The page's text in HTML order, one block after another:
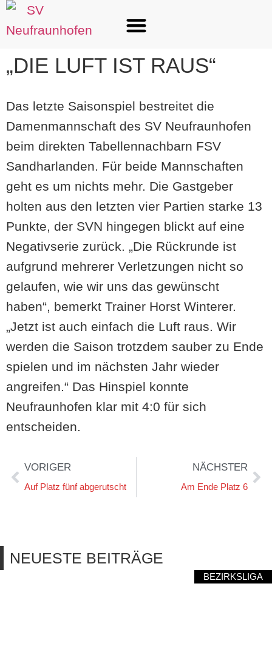
„DIE LUFT IST RAUS“
Das letzte Saisonspiel bestreitet die
Damenmannschaft des SV Neufraunhofen
beim direkten Tabellennachbarn FSV
Sandharlanden. Für beide Mannschaften
geht es um nichts mehr. Die Gastgeber
holten aus den letzten vier Partien starke 13
Punkte, der SVN hingegen blickt auf eine
Negativserie zurück. „Die Rückrunde ist
aufgrund mehrerer Verletzungen nicht so
gelaufen, wie wir uns das gewünscht
haben“, bemerkt Trainer Horst Winterer.
„Jetzt ist auch einfach die Luft raus. Wir
werden die Saison trotzdem sauber zu Ende
spielen und im nächsten Jahr wieder
angreifen.“ Das Hinspiel konnte
Neufraunhofen klar mit 4:0 für sich
entscheiden.
VORIGER
Auf Platz fünf abgerutscht
NÄCHSTER
Am Ende Platz 6
NEUESTE BEITRÄGE
BEZIRKSLIGA